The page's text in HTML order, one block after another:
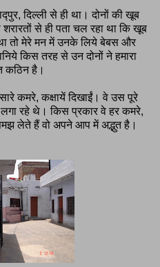
दिल्ली से ही था। दोनों की खूब
से ही पता चल रहा था कि खूब
तो मेरे मन में उनके लिये बेबस और
किस तरह से उन दोनों ने हमारा
कठिन है।
कमरे, कक्षायें दिखाईं। वे उस पूरे
रहे थे। किस प्रकार वे हर कमरे,
लेते हैं वो अपने आप में अद्भुत है।